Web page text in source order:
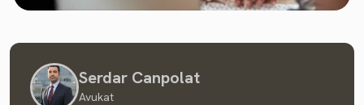
Serdar Canpolat
Avukat